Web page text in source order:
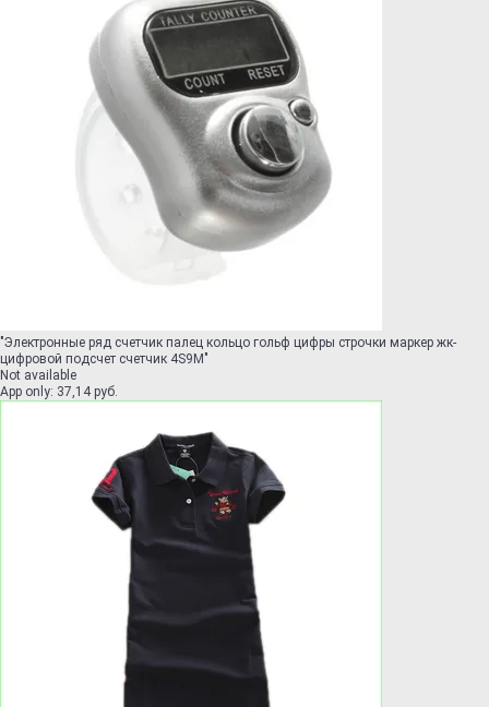
"Электронные ряд счетчик палец кольцо гольф цифры строчки маркер жк-
цифровой подсчет счетчик 4S9M "
Not available
App only: 37,14 руб.